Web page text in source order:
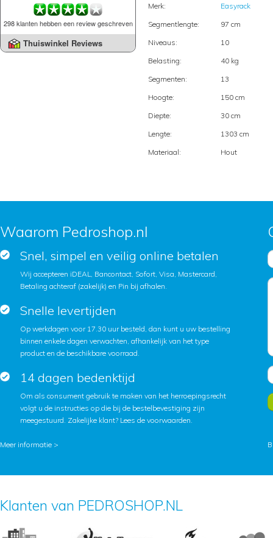
298 klanten hebben een review geschreven
Thuiswinkel Reviews
Merk:
Easyrack
Segmentlengte:
97 cm
Niveaus:
10
Belasting:
40 kg
Segmenten:
13
Hoogte:
150 cm
Diepte:
30 cm
Lengte:
1303 cm
Materiaal:
Hout
Waarom Pedroshop.nl
Snel, simpel en veilig online betalen
Wij accepteren iDEAL, Bancontact, Sofort, Visa, Mastercard,
Betaling achteraf (zakelijk) en Pin bij afhalen.
Snelle levertijden
Op werkdagen voor 17.30 uur besteld, dan kunt u uw bestelling
binnen enkele dagen verwachten, afhankelijk van het type
product en de beschikbare voorraad.
14 dagen bedenktijd
Om als consument gebruik te maken van het herroepingsrecht
volgt u de instructies op die bij de bestelbevestiging zijn
meegestuurd. Zakelijke klant? Lees de voorwaarden.
Meer informatie >
Klanten van PEDROSHOP.NL